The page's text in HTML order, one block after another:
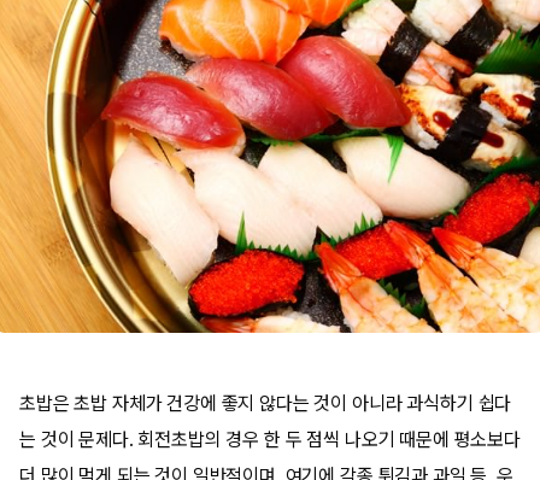
초밥은 초밥 자체가 건강에 좋지 않다는 것이 아니라 과식하기 쉽다
는 것이 문제다. 회전초밥의 경우 한 두 점씩 나오기 때문에 평소보다